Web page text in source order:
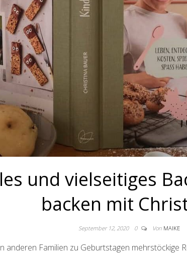
und vielseitiges
backen mit
September 12, 2020 0 Von MAIKE
anderen Familien zu Geburtstagen mehrstöckige